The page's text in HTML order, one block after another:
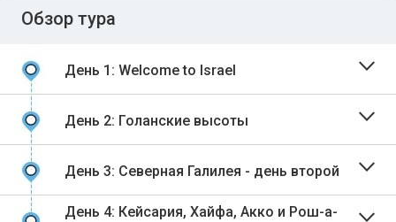
Обзор тура
День 1: Welcome to Israel
День 2: Голанские высоты
День 3: Северная Галилея - день второй
День 4: Кейсария, Хайфа, Акко и Рош-а-